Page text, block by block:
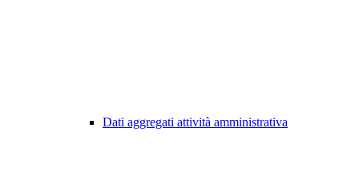
Dati aggregati attività amministrativa